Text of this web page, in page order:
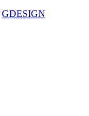
GDESIGN